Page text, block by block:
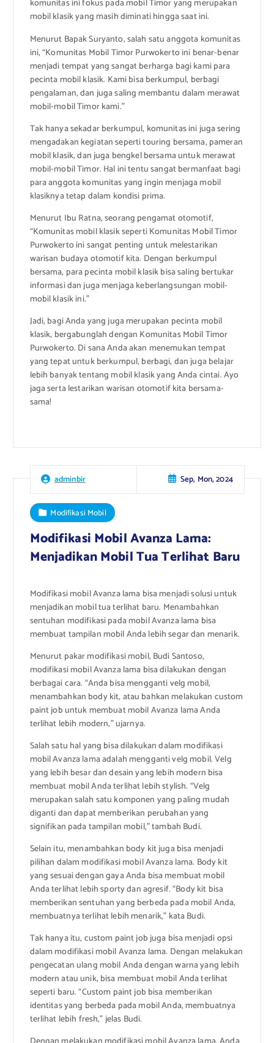
komunitas ini fokus pada mobil Timor yang merupakan
mobil klasik yang masih diminati hingga saat ini.
Menurut Bapak Suryanto, salah satu anggota komunitas
ini, “Komunitas Mobil Timor Purwokerto ini benar-benar
menjadi tempat yang sangat berharga bagi kami para
pecinta mobil klasik. Kami bisa berkumpul, berbagi
pengalaman, dan juga saling membantu dalam merawat
mobil-mobil Timor kami.”
Tak hanya sekadar berkumpul, komunitas ini juga sering
mengadakan kegiatan seperti touring bersama, pameran
mobil klasik, dan juga bengkel bersama untuk merawat
mobil-mobil Timor. Hal ini tentu sangat bermanfaat bagi
para anggota komunitas yang ingin menjaga mobil
klasiknya tetap dalam kondisi prima.
Menurut Ibu Ratna, seorang pengamat otomotif,
“Komunitas mobil klasik seperti Komunitas Mobil Timor
Purwokerto ini sangat penting untuk melestarikan
warisan budaya otomotif kita. Dengan berkumpul
bersama, para pecinta mobil klasik bisa saling bertukar
informasi dan juga menjaga keberlangsungan mobil-
mobil klasik ini.”
Jadi, bagi Anda yang juga merupakan pecinta mobil
klasik, bergabunglah dengan Komunitas Mobil Timor
Purwokerto. Di sana Anda akan menemukan tempat
yang tepat untuk berkumpul, berbagi, dan juga belajar
lebih banyak tentang mobil klasik yang Anda cintai. Ayo
jaga serta lestarikan warisan otomotif kita bersama-
sama!
adminbir Sep, Mon, 2024
Modifikasi Mobil
Modifikasi Mobil Avanza Lama:
Menjadikan Mobil Tua Terlihat Baru
Modifikasi mobil Avanza lama bisa menjadi solusi untuk
menjadikan mobil tua terlihat baru. Menambahkan
sentuhan modifikasi pada mobil Avanza lama bisa
membuat tampilan mobil Anda lebih segar dan menarik.
Menurut pakar modifikasi mobil, Budi Santoso,
modifikasi mobil Avanza lama bisa dilakukan dengan
berbagai cara. “Anda bisa mengganti velg mobil,
menambahkan body kit, atau bahkan melakukan custom
paint job untuk membuat mobil Avanza lama Anda
terlihat lebih modern,” ujarnya.
Salah satu hal yang bisa dilakukan dalam modifikasi
mobil Avanza lama adalah mengganti velg mobil. Velg
yang lebih besar dan desain yang lebih modern bisa
membuat mobil Anda terlihat lebih stylish. “Velg
merupakan salah satu komponen yang paling mudah
diganti dan dapat memberikan perubahan yang
signifikan pada tampilan mobil,” tambah Budi.
Selain itu, menambahkan body kit juga bisa menjadi
pilihan dalam modifikasi mobil Avanza lama. Body kit
yang sesuai dengan gaya Anda bisa membuat mobil
Anda terlihat lebih sporty dan agresif. “Body kit bisa
memberikan sentuhan yang berbeda pada mobil Anda,
membuatnya terlihat lebih menarik,” kata Budi.
Tak hanya itu, custom paint job juga bisa menjadi opsi
dalam modifikasi mobil Avanza lama. Dengan melakukan
pengecatan ulang mobil Anda dengan warna yang lebih
modern atau unik, bisa membuat mobil Anda terlihat
seperti baru. “Custom paint job bisa memberikan
identitas yang berbeda pada mobil Anda, membuatnya
terlihat lebih fresh,” jelas Budi.